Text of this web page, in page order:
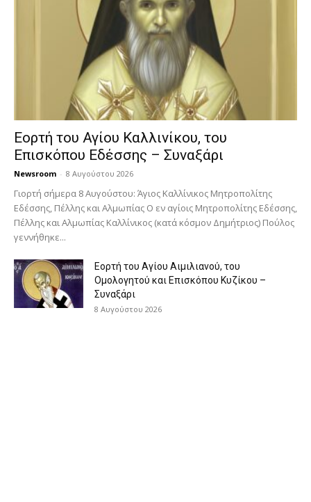
Εορτή του Αγίου Καλλινίκου, του
Επισκόπου Εδέσσης – Συναξάρι
Newsroom - 8 Αυγούστου 2026
Γιορτή σήμερα 8 Αυγούστου: Άγιος Καλλίνικος Μητροπολίτης
Εδέσσης, Πέλλης και Αλμωπίας Ο εν αγίοις Μητροπολίτης Εδέσσης,
Πέλλης και Αλμωπίας Καλλίνικος (κατά κόσμον Δημήτριος) Πούλος
γεννήθηκε...
Εορτή του Αγίου Αιμιλιανού, του
Ομολογητού και Επισκόπου Κυζίκου –
Συναξάρι
8 Αυγούστου 2026